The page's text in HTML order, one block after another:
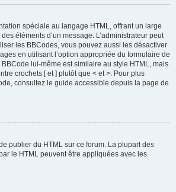
spéciale au langage HTML, offrant un large
éléments d’un message. L’administrateur peut
les BBCodes, vous pouvez aussi les désactiver
en utilisant l’option appropriée du formulaire de
lui-même est similaire au style HTML, mais
crochets [ et ] plutôt que < et >. Pour plus
consultez le guide accessible depuis la page de
publier du HTML sur ce forum. La plupart des
le HTML peuvent être appliquées avec les